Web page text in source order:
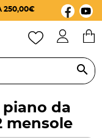
250,00€
search
piano da
mensole